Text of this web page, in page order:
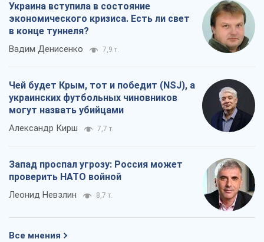
Украина вступила в состояние
экономического кризиса. Есть ли свет
в конце туннеля?
Вадим Денисенко 7,9 т.
Чей будет Крым, тот и победит (NSJ), а
украинских футбольных чиновников
могут назвать убийцами
Александр Кирш 7,7 т.
Запад проспал угрозу: Россия может
проверить НАТО войной
Леонид Невзлин 8,7 т.
Все мнения